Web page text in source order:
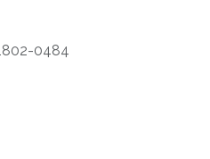
0484